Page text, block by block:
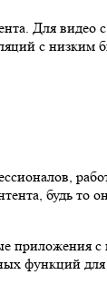
Для
с
будь то
приложения
функций